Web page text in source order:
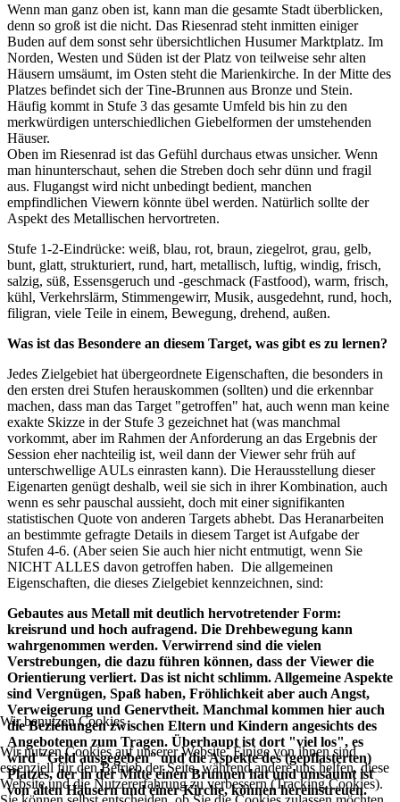
Wenn man ganz oben ist, kann man die gesamte Stadt überblicken,
denn so groß ist die nicht. Das Riesenrad steht inmitten einiger
Buden auf dem sonst sehr übersichtlichen Husumer Marktplatz. Im
Norden, Westen und Süden ist der Platz von teilweise sehr alten
Häusern umsäumt, im Osten steht die Marienkirche. In der Mitte des
Platzes befindet sich der Tine-Brunnen aus Bronze und Stein.
Häufig kommt in Stufe 3 das gesamte Umfeld bis hin zu den
merkwürdigen unterschiedlichen Giebelformen der umstehenden
Häuser.
Oben im Riesenrad ist das Gefühl durchaus etwas unsicher. Wenn
man hinunterschaut, sehen die Streben doch sehr dünn und fragil
aus. Flugangst wird nicht unbedingt bedient, manchen
empfindlichen Viewern könnte übel werden. Natürlich sollte der
Aspekt des Metallischen hervortreten.
Stufe 1-2-Eindrücke: weiß, blau, rot, braun, ziegelrot, grau, gelb,
bunt, glatt, strukturiert, rund, hart, metallisch, luftig, windig, frisch,
salzig, süß, Essensgeruch und -geschmack (Fastfood), warm, frisch,
kühl, Verkehrslärm, Stimmengewirr, Musik, ausgedehnt, rund, hoch,
filigran, viele Teile in einem, Bewegung, drehend, außen.
Was ist das Besondere an diesem Target, was gibt es zu lernen?
Jedes Zielgebiet hat übergeordnete Eigenschaften, die besonders in
den ersten drei Stufen herauskommen (sollten) und die erkennbar
machen, dass man das Target "getroffen" hat, auch wenn man keine
exakte Skizze in der Stufe 3 gezeichnet hat (was manchmal
vorkommt, aber im Rahmen der Anforderung an das Ergebnis der
Session eher nachteilig ist, weil dann der Viewer sehr früh auf
unterschwellige AULs einrasten kann). Die Herausstellung dieser
Eigenarten genügt deshalb, weil sie sich in ihrer Kombination, auch
wenn es sehr pauschal aussieht, doch mit einer signifikanten
statistischen Quote von anderen Targets abhebt. Das Heranarbeiten
an bestimmte gefragte Details in diesem Target ist Aufgabe der
Stufen 4-6. (Aber seien Sie auch hier nicht entmutigt, wenn Sie
NICHT ALLES davon getroffen haben. Die allgemeinen
Eigenschaften, die dieses Zielgebiet kennzeichnen, sind:
Gebautes aus Metall mit deutlich hervotretender Form:
kreisrund und hoch aufragend. Die Drehbewegung kann
wahrgenommen werden. Verwirrend sind die vielen
Verstrebungen, die dazu führen können, dass der Viewer die
Orientierung verliert. Das ist nicht schlimm. Allgemeine Aspekte
sind Vergnügen, Spaß haben, Fröhlichkeit aber auch Angst,
Verweigerung und Genervtheit. Manchmal kommen hier auch
die Beziehungen zwischen Eltern und Kindern angesichts des
Angebotenen zum Tragen. Überhaupt ist dort "viel los", es
wird "Geld ausgegeben" und die Aspekte des (gepflasterten)
Platzes, der in der Mitte einen Brunnen hat und umsäumt ist
von alten Häusern und einer Kirche, können hereinstreuen.
Wir benutzen Cookies
Wir nutzen Cookies auf unserer Website. Einige von ihnen sind
essenziell für den Betrieb der Seite, während andere uns helfen, diese
Website und die Nutzererfahrung zu verbessern (Tracking Cookies).